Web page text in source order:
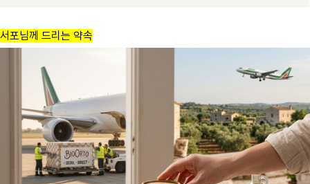
서포님께 드리는 약속